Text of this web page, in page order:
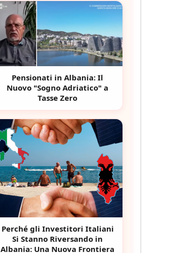
Pensionati in Albania: Il
Nuovo "Sogno Adriatico" a
Tasse Zero
Perché gli Investitori Italiani
Si Stanno Riversando in
Albania: Una Nuova Frontiera